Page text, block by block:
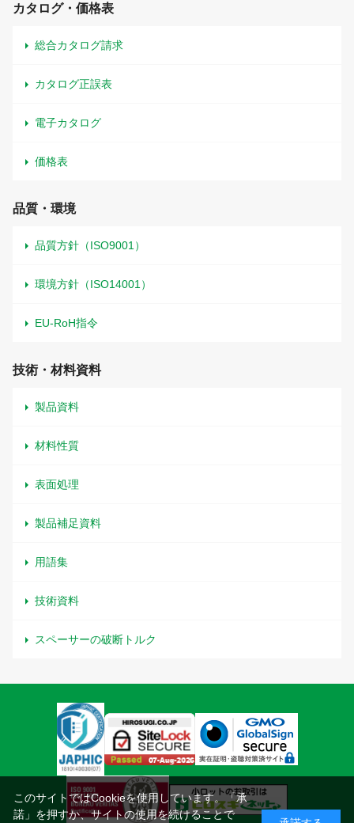
カタログ・価格表
総合カタログ請求
カタログ正誤表
電子カタログ
価格表
品質・環境
品質方針（ISO9001）
環境方針（ISO14001）
EU-RoH指令
技術・材料資料
製品資料
材料性質
表面処理
製品補足資料
用語集
技術資料
スペーサーの破断トルク
このサイトではCookieを使用しています。「承
諾」を押すか、サイトの使用を続けることで